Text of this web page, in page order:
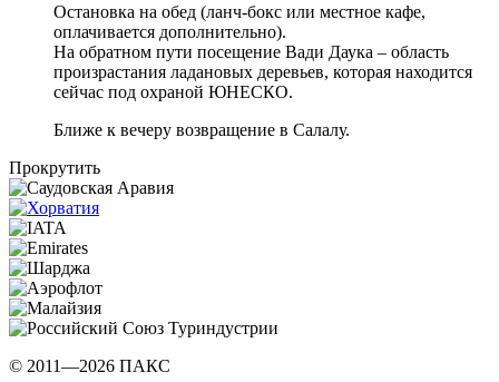
Остановка на обед (ланч-бокс или местное кафе,
оплачивается дополнительно).
На обратном пути посещение Вади Даука – область
произрастания ладановых деревьев, которая находится
сейчас под охраной ЮНЕСКО.
Ближе к вечеру возвращение в Салалу.
Прокрутить
© 2011—2026 ПАКС